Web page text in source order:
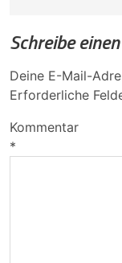
Schreibe
Deine E-Mail-
Erforderliche
Kommentar
*